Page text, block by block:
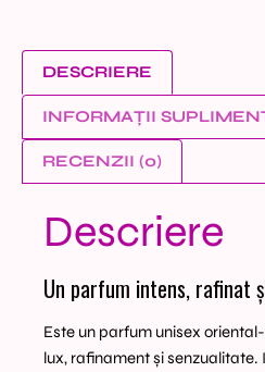
DESCRIERE
INFORMAȚII
RECENZII (0)
Descriere
Un parfum intens, rafinat
Este un parfum unisex
lux, rafinament și senzualitate.